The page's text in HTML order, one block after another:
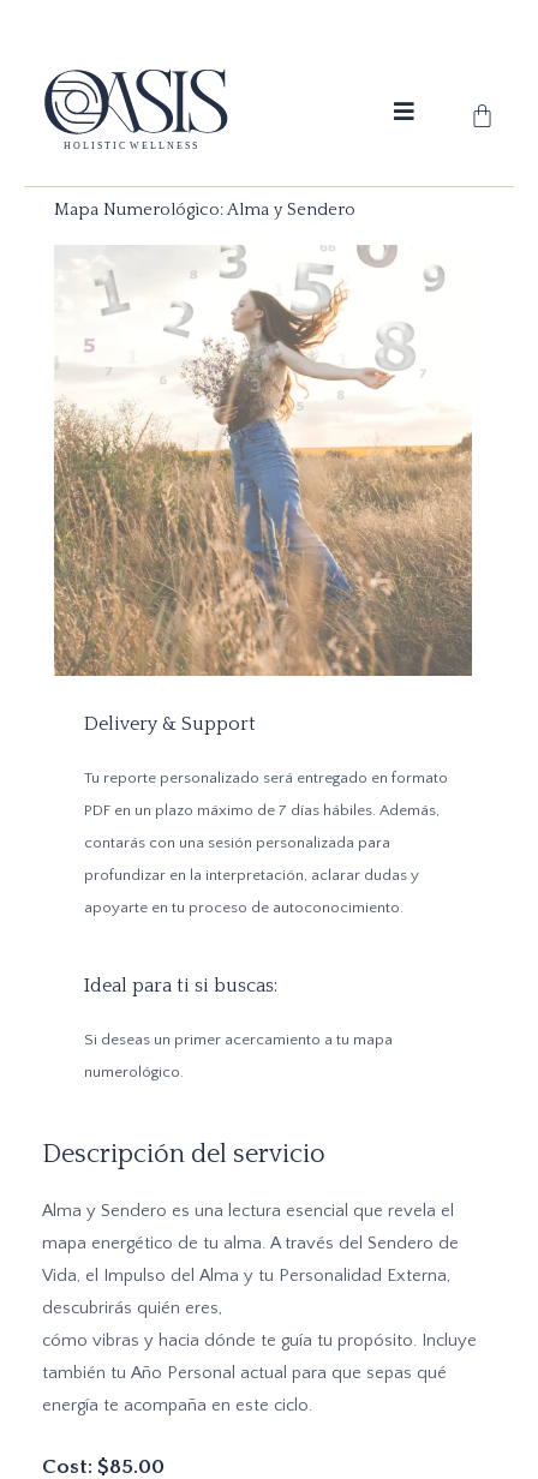
contenido
Mapa Numerológico: Alma y Sendero
Delivery & Support
Tu reporte personalizado será entregado en formato
PDF en un plazo máximo de 7 días hábiles. Además,
contarás con una sesión personalizada para
profundizar en la interpretación, aclarar dudas y
apoyarte en tu proceso de autoconocimiento.
Ideal para ti si buscas:
Si deseas un primer acercamiento a tu mapa
numerológico.
Descripción del servicio
Alma y Sendero es una lectura esencial que revela el
mapa energético de tu alma. A través del Sendero de
Vida, el Impulso del Alma y tu Personalidad Externa,
descubrirás quién eres,
cómo vibras y hacia dónde te guía tu propósito. Incluye
también tu Año Personal actual para que sepas qué
energía te acompaña en este ciclo.
Cost: $85.00